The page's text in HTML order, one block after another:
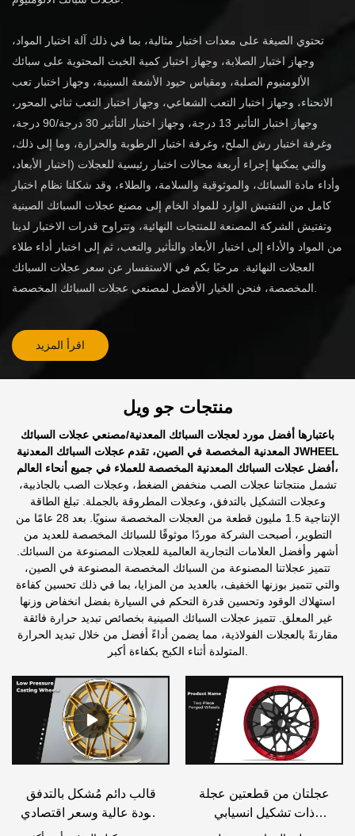
تحتوي الصيغة على معدات اختبار مثالية، بما في ذلك آلة اختبار المواد،
وجهاز اختبار الصلابة، وجهاز اختبار كمية الخبث المحتوية على سبائك
الألومنيوم الصلبة، ومقياس حيود الأشعة السينية، وجهاز اختبار تعب
الانحناء، وجهاز اختبار التعب الشعاعي، وجهاز اختبار التعب ثنائي المحور،
وجهاز اختبار التأثير 13 درجة، وجهاز اختبار التأثير 30 درجة/90 درجة،
وغرفة اختبار رش الملح، وغرفة اختبار الرطوبة والحرارة، وما إلى ذلك،
والتي يمكنها إجراء أربعة مجالات اختبار رئيسية للعجلات (اختبار الأبعاد،
وأداء مادة السبائك، والموثوقية والسلامة، والطلاء، وقد شكلنا نظام اختبار
كامل من التفتيش الوارد للمواد الخام إلى مصنع عجلات السبائك الصينية
وتفتيش الشركة المصنعة للمنتجات النهائية، وتتراوح قدرات الاختبار لدينا
من المواد والأداء إلى اختبار الأبعاد والتأثير والتعب، ثم إلى اختبار أداء طلاء
العجلات النهائية. مرحبًا بكم في الاستفسار عن سعر عجلات السبائك
المخصصة، فنحن الخيار الأفضل لمصنعي عجلات السبائك المخصصة.
اقرأ المزيد
منتجات جو ويل
باعتبارها أفضل مورد لعجلات السبائك المعدنية/مصنعي عجلات السبائك
المعدنية المخصصة في الصين، تقدم عجلات السبائك المعدنية JWHEEL
أفضل عجلات السبائك المعدنية المخصصة للعملاء في جميع أنحاء العالم،
تشمل منتجاتنا عجلات الصب منخفض الضغط، وعجلات الصب بالجاذبية،
وعجلات التشكيل بالتدفق، وعجلات المطروقة بالجملة. تبلغ الطاقة
الإنتاجية 1.5 مليون قطعة من العجلات المخصصة سنويًا. بعد 28 عامًا من
التطوير، أصبحت الشركة موردًا موثوقًا للسبائك المخصصة للعديد من
أشهر وأفضل العلامات التجارية العالمية للعجلات المصنوعة من السبائك.
تتميز عجلاتنا المصنوعة من السبائك المخصصة المصنوعة في الصين،
والتي تتميز بوزنها الخفيف، بالعديد من المزايا، بما في ذلك تحسين كفاءة
استهلاك الوقود وتحسين قدرة التحكم في السيارة بفضل انخفاض وزنها
غير المعلق. تتميز عجلات السبائك الصينية بخصائص تبديد حرارة فائقة
مقارنةً بالعجلات الفولاذية، مما يضمن أداءً أفضل من خلال تبديد الحرارة
قالب دائم مُشكل بالتدفق
بجودة عالية وسعر اقتصادي
- تعديل محور العجلة
عجلتان من قطعتين عجلة
ذات تشكيل انسيابي
P6005-2